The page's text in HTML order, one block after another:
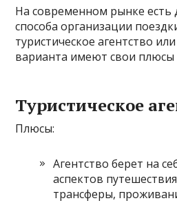
На современном рынке есть
способа организации
туристическое агентство
варианта имеют свои плюсы
Туристическое
Плюсы:
Агентство берет на
аспектов
трансферы,